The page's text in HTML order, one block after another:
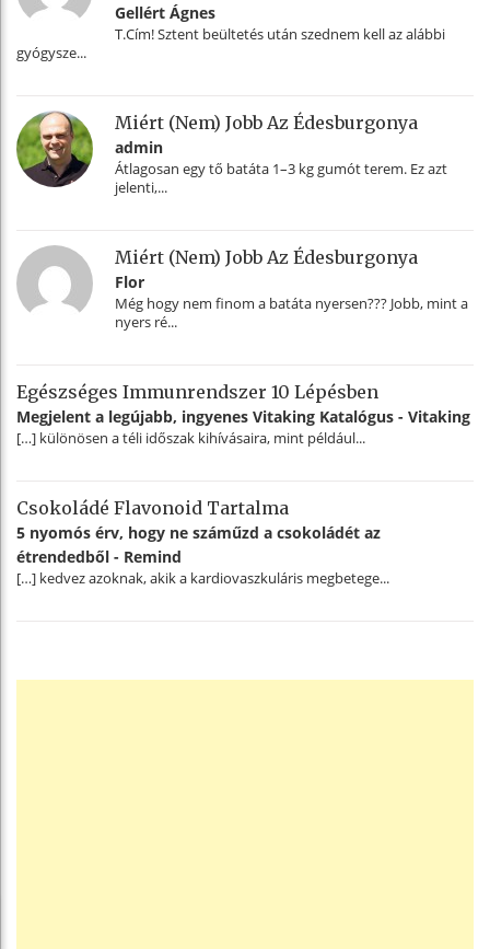
Gellért Ágnes
T.Cím! Sztent beültetés után szednem kell az alábbi
gyógysze...
Miért (nem) Jobb Az Édesburgonya
admin
Átlagosan egy tő batáta 1–3 kg gumót terem. Ez azt
jelenti,...
Miért (nem) Jobb Az Édesburgonya
Flor
Még hogy nem finom a batáta nyersen??? Jobb, mint a
nyers ré...
Egészséges Immunrendszer 10 Lépésben
Megjelent a legújabb, ingyenes Vitaking Katalógus - Vitaking
[…] különösen a téli időszak kihívásaira, mint például...
Csokoládé Flavonoid Tartalma
5 nyomós érv, hogy ne száműzd a csokoládét az
étrendedből - Remind
[…] kedvez azoknak, akik a kardiovaszkuláris megbetege...